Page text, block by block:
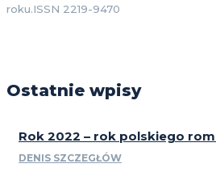
roku.ISSN 2219-9470
Ostatnie wpisy
Rok 2022 – rok polskiego
DENIS SZCZEGŁÓW